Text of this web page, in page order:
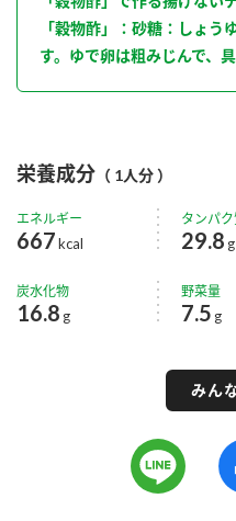
「穀物酢」：砂糖：しょう
す。ゆで卵は粗みじんで、
栄養成分 （ 1人分 ）
エネルギー
667kcal
タンパ
29.8 g
炭水化物
16.8 g
野菜量
7.5 g